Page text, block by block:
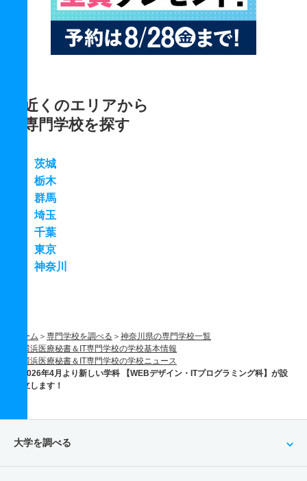
近くのエリアから
専門学校を探す
茨城
栃木
群馬
埼玉
千葉
東京
神奈川
ホーム 専門学校を調べる
神奈川県の専門学校一覧
横浜医療秘書＆IT専門学校の学校基本情報
横浜医療秘書＆IT専門学校の学校ニュース
2026年4月より新しい学科 【WEBデザイン・ITプログラミング科】が設
立します！
大学を調べる